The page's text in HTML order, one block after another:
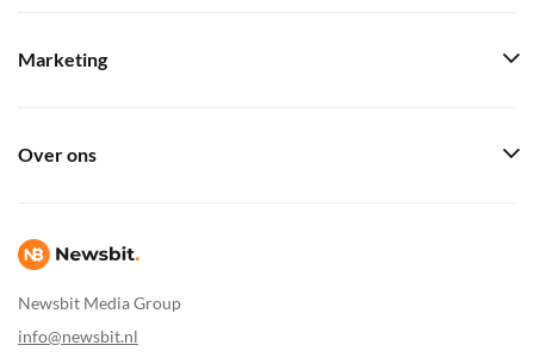
Newsbit Media Group
info@newsbit.nl
Marketing
Over ons